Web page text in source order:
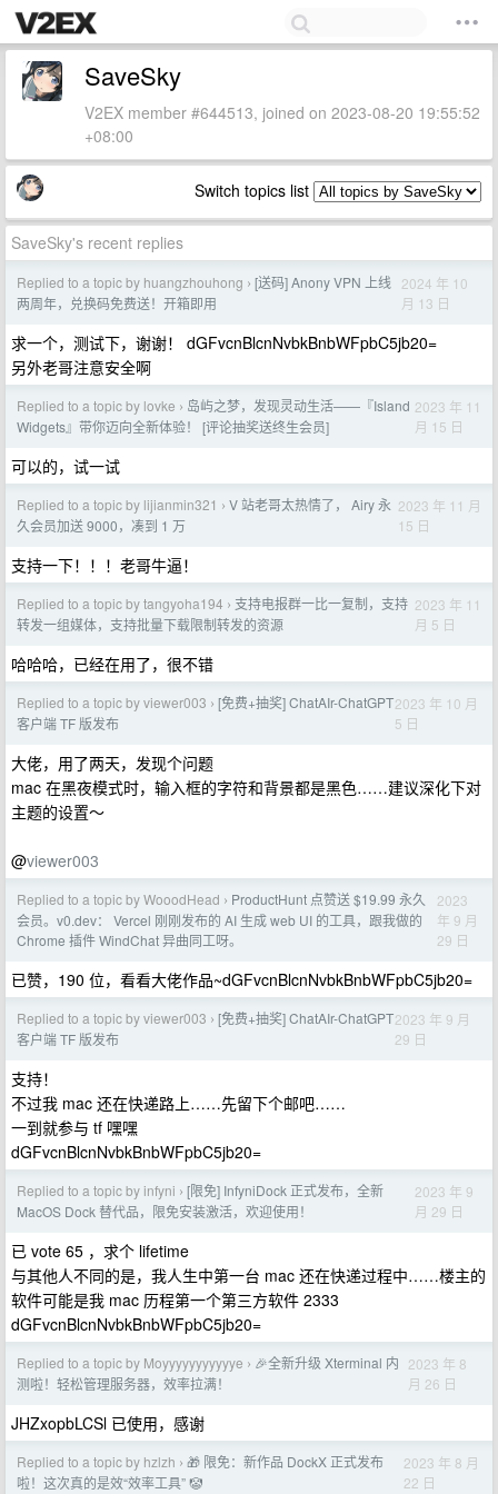
SaveSky
V2EX member #644513, joined on 2023-08-20 19:55:52
+08:00
Switch topics list
SaveSky's recent replies
Replied to a topic by huangzhouhong › [送码] Anony VPN 上线
两周年，兑换码免费送！开箱即用
2024 年 10
月 13 日
求一个，测试下，谢谢！ dGFvcnBlcnNvbkBnbWFpbC5jb20=
另外老哥注意安全啊
Replied to a topic by lovke › 岛屿之梦，发现灵动生活——『Island
Widgets』带你迈向全新体验！ [评论抽奖送终生会员]
2023 年 11
月 15 日
可以的，试一试
Replied to a topic by lijianmin321 › V 站老哥太热情了， Airy 永
久会员加送 9000，凑到 1 万
2023 年 11 月
15 日
支持一下！！！老哥牛逼！
Replied to a topic by tangyoha194 › 支持电报群一比一复制，支持
转发一组媒体，支持批量下载限制转发的资源
2023 年 11
月 5 日
哈哈哈，已经在用了，很不错
Replied to a topic by viewer003 › [免费+抽奖] ChatAIr-ChatGPT
客户端 TF 版发布
2023 年 10 月
5 日
大佬，用了两天，发现个问题
mac 在黑夜模式时，输入框的字符和背景都是黑色……建议深化下对
主题的设置～
@viewer003
Replied to a topic by WooodHead › ProductHunt 点赞送 $19.99 永久
会员。v0.dev： Vercel 刚刚发布的 AI 生成 web UI 的工具，跟我做的
Chrome 插件 WindChat 异曲同工呀。
2023
年 9 月
29 日
已赞，190 位，看看大佬作品~dGFvcnBlcnNvbkBnbWFpbC5jb20=
Replied to a topic by viewer003 › [免费+抽奖] ChatAIr-ChatGPT
客户端 TF 版发布
2023 年 9 月
29 日
支持！
不过我 mac 还在快递路上……先留下个邮吧……
一到就参与 tf 嘿嘿
dGFvcnBlcnNvbkBnbWFpbC5jb20=
Replied to a topic by infyni › [限免] InfyniDock 正式发布，全新
MacOS Dock 替代品，限免安装激活，欢迎使用！
2023 年 9
月 29 日
已 vote 65 ，求个 lifetime
与其他人不同的是，我人生中第一台 mac 还在快递过程中……楼主的
软件可能是我 mac 历程第一个第三方软件 2333
dGFvcnBlcnNvbkBnbWFpbC5jb20=
Replied to a topic by Moyyyyyyyyyyye › 🎉全新升级 Xterminal 内
测啦！轻松管理服务器，效率拉满！
2023 年 8
月 26 日
JHZxopbLCSl 已使用，感谢
Replied to a topic by hzlzh › 🎁 限免：新作品 DockX 正式发布
啦！这次真的是效“效率工具” 🤡
2023 年 8 月
22 日